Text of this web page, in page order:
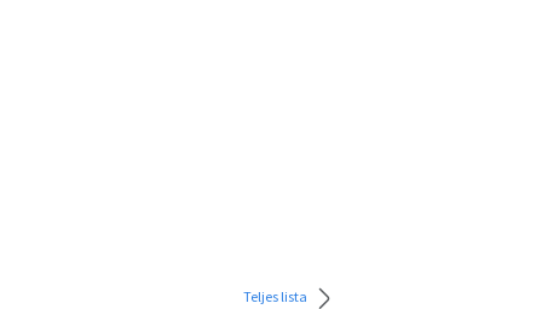
Teljes lista